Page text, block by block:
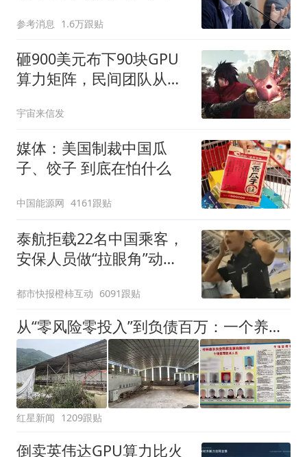
参考消息 1.6万跟贴
砸900美元布下90块GPU
算力矩阵，民间团队从加
《最终幻想7》手游
宇宙来信发
媒体：美国制裁中国瓜
子、饺子 到底在怕什么
中国能源网 4161跟贴
泰航拒载22名中国乘客，
安保人员做“拉眼角”动
拒绝登机决定由航司作
出；亲历者：曾承诺免费
改签但没兑现
都市快报橙柿互动 6091跟贴
从“零风险零投入”到负债百万：一个养牛项目崩盘后，谁该为农户的贷款买单丨红星调查
红星新闻 1209跟贴
倒卖英伟达GPU算力比火